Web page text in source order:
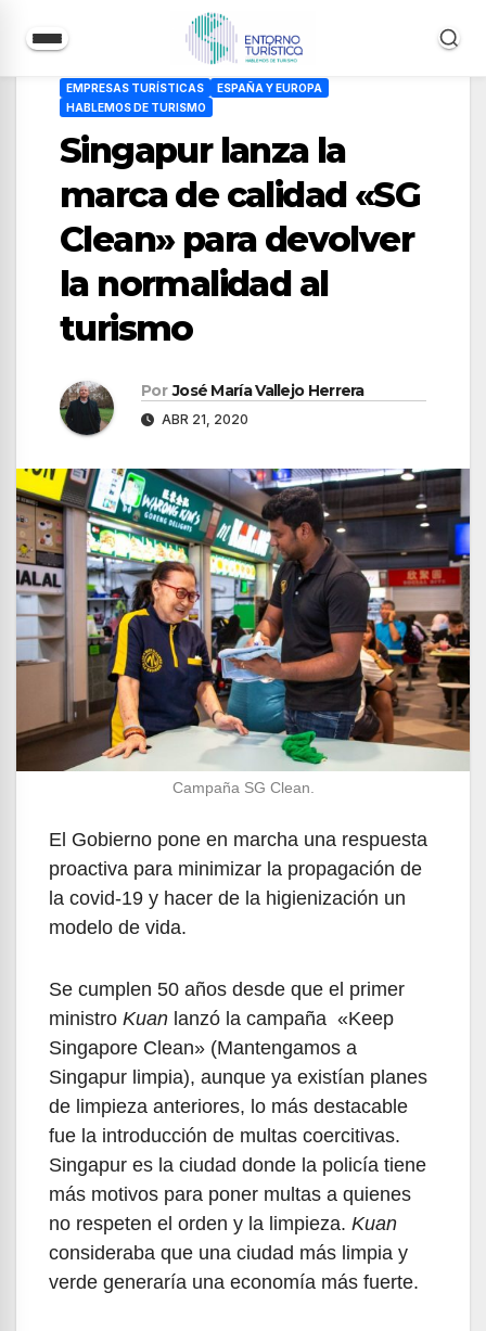
EMPRESAS TURÍSTICAS
ESPAÑA Y EUROPA
HABLEMOS DE TURISMO
Singapur lanza la
marca de calidad «SG
Clean» para devolver
la normalidad al
turismo
Por José María Vallejo Herrera
ABR 21, 2020
Campaña SG Clean.
El Gobierno pone en marcha una respuesta
proactiva para minimizar la propagación de
la covid-19 y hacer de la higienización un
modelo de vida.
Se cumplen 50 años desde que el primer
ministro Kuan lanzó la campaña «Keep
Singapore Clean» (Mantengamos a
Singapur limpia), aunque ya existían planes
de limpieza anteriores, lo más destacable
fue la introducción de multas coercitivas.
Singapur es la ciudad donde la policía tiene
más motivos para poner multas a quienes
no respeten el orden y la limpieza. Kuan
consideraba que una ciudad más limpia y
verde generaría una economía más fuerte.